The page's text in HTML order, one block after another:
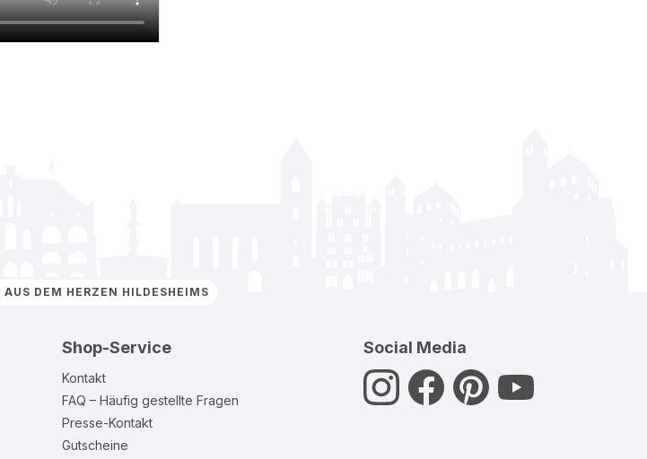
DEM HERZEN HILDESHEIMS
Shop-Service
Kontakt
FAQ – Häufig gestellte Fragen
Presse-Kontakt
Gutscheine
Social Media